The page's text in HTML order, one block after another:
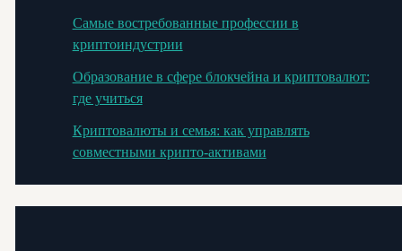
Самые востребованные профессии в
криптоиндустрии
Образование в сфере блокчейна и криптовалют:
где учиться
Криптовалюты и семья: как управлять
совместными крипто-активами